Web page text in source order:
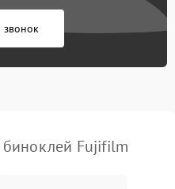
₽ Подробнее →
звонок
Fujifilm